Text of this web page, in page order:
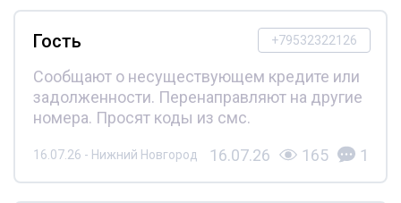
+79532322126
Гость
Сообщают о несуществующем кредите или
задолженности. Перенаправляют на другие
номера. Просят коды из смс.
16.07.26 - Нижний Новгород 16.07.26 165 1